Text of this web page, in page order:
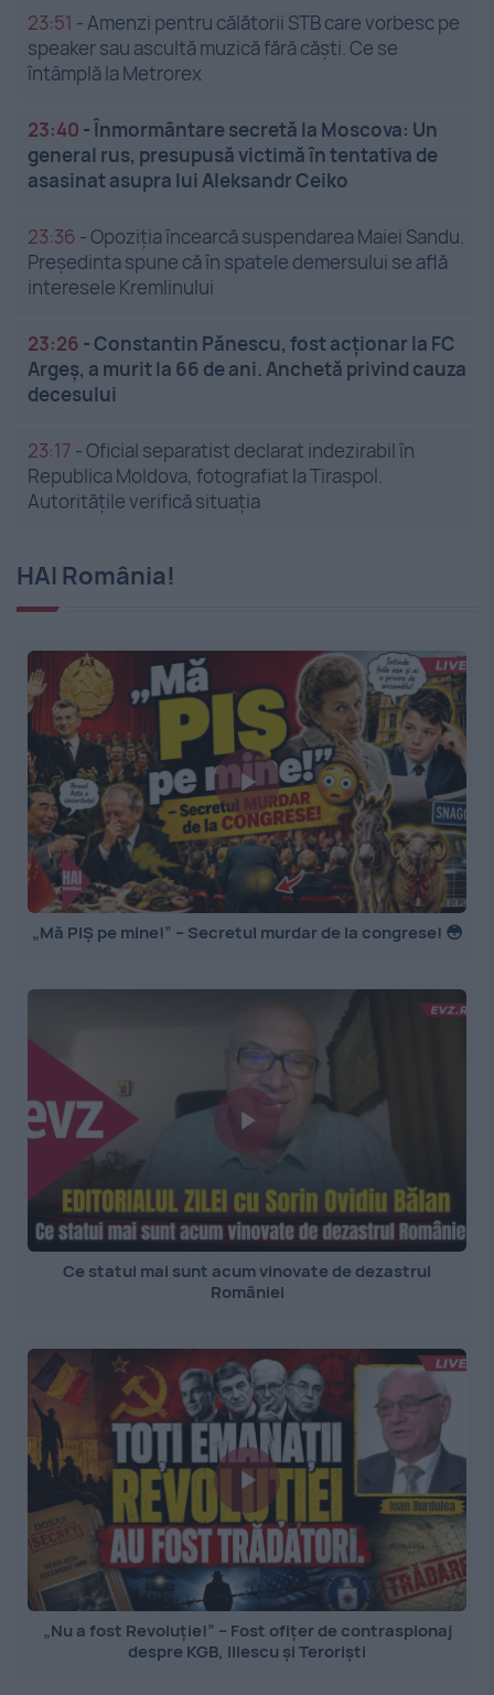
23:51 - Amenzi pentru călătorii STB care vorbesc pe
speaker sau ascultă muzică fără căști. Ce se
întâmplă la Metrorex
23:40 -Înmormântare secretă la Moscova: Un
general rus, presupusă victimă în tentativa de
asasinat asupra lui Aleksandr Ceiko
23:36 -Opoziția încearcă suspendarea Maiei Sandu.
Președinta spune că în spatele demersului se află
interesele Kremlinului
23:26 -Constantin Pănescu, fost acționar la FC
Argeș, a murit la 66 de ani. Anchetă privind cauza
decesului
23:17 -Oficial separatist declarat indezirabil în
Republica Moldova, fotografiat la Tiraspol.
Autoritățile verifică situația
HAI România!
„Mă PIȘ pe mine!” – Secretul murdar de la congrese! 😳
Ce statui mai sunt acum vinovate de dezastrul
României
„Nu a fost Revoluție!” – Fost ofițer de contraspionaj
despre KGB, Iliescu și Teroriști